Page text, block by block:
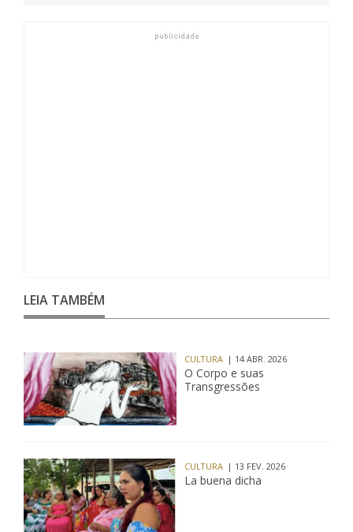
LEIA TAMBÉM
CULTURA | 14 ABR. 2026
O Corpo e suas
Transgressões
CULTURA | 13 FEV. 2026
La buena dicha